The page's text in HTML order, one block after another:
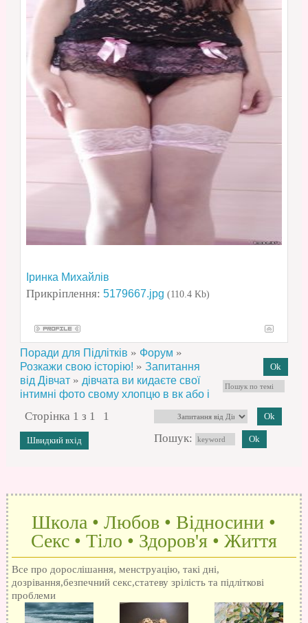
Іринка Михайлів
Прикріплення: 5179667.jpg (110.4 Kb)
Поради для Підлітків » Форум »
Розкажи свою історію! » Запитання
від Дівчат » дівчата ви кидаєте свої
інтимні фото свому хлопцю в вк або і
Сторінка 1 з 1
1
Пошук:
Школа • Любов • Відносини •
Секс • Тіло • Здоров'я • Життя
Все про дорослішання, менструацію, такі дні,
дозрівання,безпечний секс,статеву зрілість та підліткові
проблеми